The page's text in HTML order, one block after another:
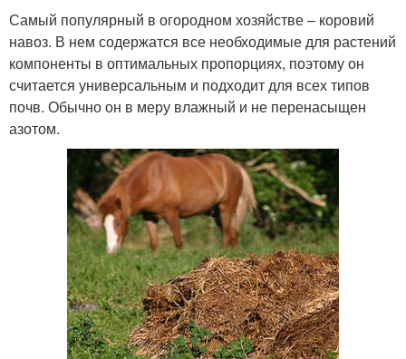
Самый популярный в огородном хозяйстве – коровий
навоз. В нем содержатся все необходимые для растений
компоненты в оптимальных пропорциях, поэтому он
считается универсальным и подходит для всех типов
почв. Обычно он в меру влажный и не перенасыщен
азотом.